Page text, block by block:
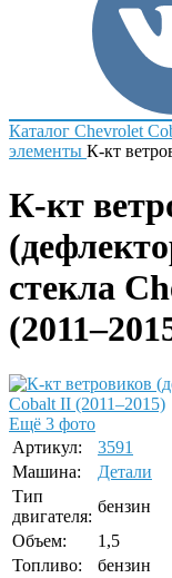
Каталог Chevrolet
элементы К-кт
К-кт
стекла
Ещё 3 фото
Артикул:
3591
Машина:
Детали
Тип
двигателя:
бензин
Объем:
1,5
Топливо:
бензин